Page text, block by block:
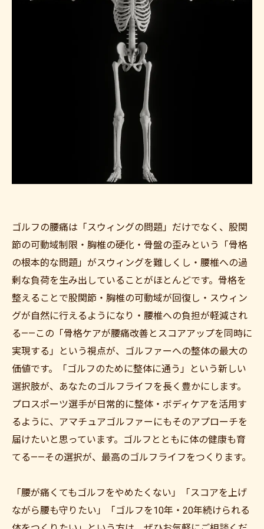
ゴルフの腰痛は「スウィングの問題」だけでなく、股関
節の可動域制限・胸椎の硬化・骨盤の歪みという「骨格
の根本的な問題」がスウィングを難しくし・腰椎への過
剰な負荷を生み出していることがほとんどです。骨格を
整えることで股関節・胸椎の可動域が回復し・スウィン
グが自然に行えるようになり・腰椎への負担が軽減され
る——この「骨格ケアが腰痛改善とスコアアップを同時に
実現する」という視点が、ゴルファーへの整体の最大の
価値です。「ゴルフのために整体に通う」という新しい
選択肢が、あなたのゴルフライフを長く豊かにします。
プロスポーツ選手が日常的に整体・ボディケアを活用す
るように、アマチュアゴルファーにもそのアプローチを
届けたいと思っています。ゴルフとともに体の健康も育
てる——その選択が、最高のゴルフライフをつくります。
「腰が痛くてもゴルフをやめたくない」「スコアを上げ
ながら腰も守りたい」「ゴルフを10年・20年続けられる